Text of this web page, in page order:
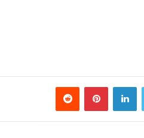
تويتر لينكدإن بينتيريست